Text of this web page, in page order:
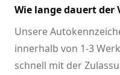
Wie lange dauert der
Unsere
innerhalb von 1-3
schnell mit der